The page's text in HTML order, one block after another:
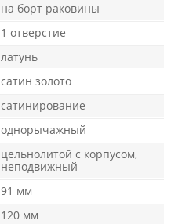
на борт раковины
1 отверстие
латунь
сатин золото
сатинирование
однорычажный
цельнолитой с корпусом,
неподвижный
91 мм
120 мм